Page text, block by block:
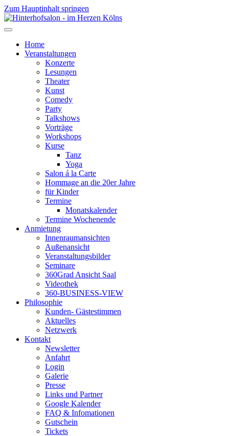
Zum Hauptinhalt springen
Home
Veranstaltungen
Konzerte
Lesungen
Theater
Kunst
Comedy
Party
Talkshows
Vorträge
Workshops
Kurse
Tanz
Yoga
Salon á la Carte
Hommage an die 20er Jahre
für Kinder
Termine
Monatskalender
Termine Wochenende
Anmietung
Innenraumansichten
Außenansicht
Veranstaltungsbilder
Seminare
360Grad Ansicht Saal
Videothek
360-BUSINESS-VIEW
Philosophie
Kunden- Gästestimmen
Aktuelles
Netzwerk
Kontakt
Newsletter
Anfahrt
Login
Galerie
Presse
Links und Partner
Google Kalender
FAQ & Infomationen
Gutschein
Tickets